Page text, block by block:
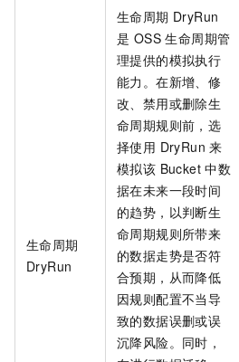
生命周期
DryRun
生命周期 DryRun
是 OSS 生命周期管
理提供的模拟执行
能力。在新增、修
改、禁用或删除生
命周期规则前，选
择使用 DryRun 来
模拟该 Bucket 中数
据在未来一段时间
的趋势，以判断生
命周期规则所带来
的数据走势是否符
合预期，从而降低
因规则配置不当导
致的数据误删或误
沉降风险。同时，